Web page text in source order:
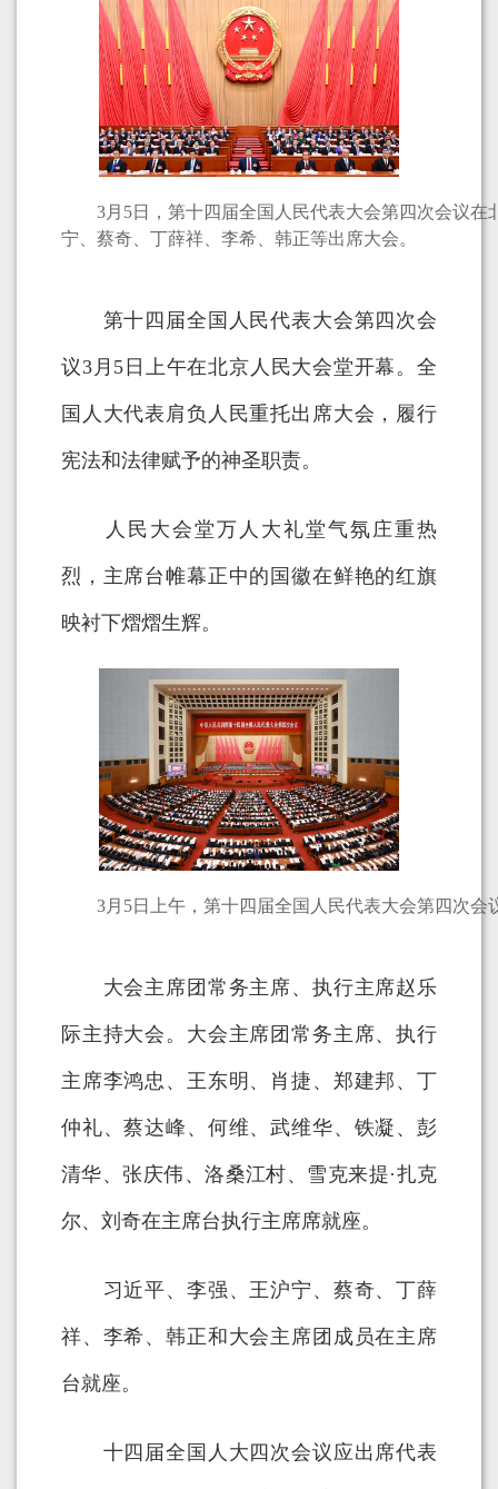
3月5日，第十四届全国人民代表大会第四次会议在
宁、蔡奇、丁薛祥、李希、韩正等出席大会。
第十四届全国人民代表大会第四次会
议3月5日上午在北京人民大会堂开幕。全
国人大代表肩负人民重托出席大会，履行
宪法和法律赋予的神圣职责。
人民大会堂万人大礼堂气氛庄重热
烈，主席台帷幕正中的国徽在鲜艳的红旗
映衬下熠熠生辉。
3月5日上午，第十四届全国人民代表大会第四次会
大会主席团常务主席、执行主席赵乐
际主持大会。大会主席团常务主席、执行
主席李鸿忠、王东明、肖捷、郑建邦、丁
仲礼、蔡达峰、何维、武维华、铁凝、彭
清华、张庆伟、洛桑江村、雪克来提·扎克
尔、刘奇在主席台执行主席席就座。
习近平、李强、王沪宁、蔡奇、丁薛
祥、李希、韩正和大会主席团成员在主席
台就座。
十四届全国人大四次会议应出席代表